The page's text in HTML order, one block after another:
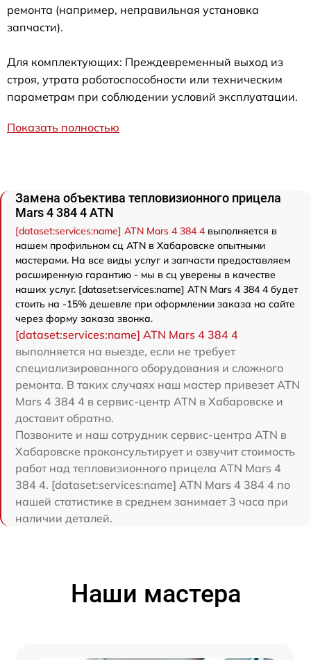
ремонта (например, неправильная установка
запчасти).
Для комплектующих: Преждевременный выход из
строя, утрата работоспособности или техническим
параметрам при соблюдении условий эксплуатации.
Показать полностью
Замена объектива тепловизионного прицела
Mars 4 384 4 ATN
[dataset:services:name] ATN Mars 4 384 4 выполняется в
нашем профильном сц ATN в Хабаровске опытными
мастерами. На все виды услуг и запчасти предоставляем
расширенную гарантию - мы в сц уверены в качестве
наших услуг. [dataset:services:name] ATN Mars 4 384 4 будет
стоить на -15% дешевле при оформлении заказа на сайте
через форму заказа звонка.
[dataset:services:name] ATN Mars 4 384 4
выполняется на выезде, если не требует
специализированного оборудования и сложного
ремонта. В таких случаях наш мастер привезет ATN
Mars 4 384 4 в сервис-центр ATN в Хабаровске и
доставит обратно.
Позвоните и наш сотрудник сервис-центра ATN в
Хабаровске проконсультирует и озвучит стоимость
работ над тепловизионного прицела ATN Mars 4
384 4. [dataset:services:name] ATN Mars 4 384 4 по
нашей статистике в среднем занимает 3 часа при
наличии деталей.
Наши мастера